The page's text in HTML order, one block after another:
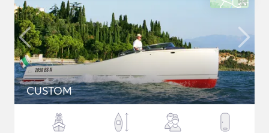
CUSTOM